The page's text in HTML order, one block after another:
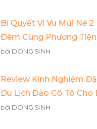
Bí Quyết Vi Vu Mũi Né 2
Đêm Cùng Phương
bởi DONG SINH
Review Kinh Nghiệm
Du Lịch Đảo Cô Tô Cho
bởi DONG SINH